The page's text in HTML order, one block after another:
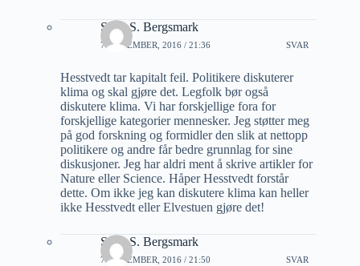
Stein S. Bergsmark
7 NOVEMBER, 2016 / 21:36 SVAR
Hesstvedt tar kapitalt feil. Politikere diskuterer
klima og skal gjøre det. Legfolk bør også
diskutere klima. Vi har forskjellige fora for
forskjellige kategorier mennesker. Jeg støtter meg
på god forskning og formidler den slik at nettopp
politikere og andre får bedre grunnlag for sine
diskusjoner. Jeg har aldri ment å skrive artikler for
Nature eller Science. Håper Hesstvedt forstår
dette. Om ikke jeg kan diskutere klima kan heller
ikke Hesstvedt eller Elvestuen gjøre det!
Stein S. Bergsmark
7 NOVEMBER, 2016 / 21:50 SVAR